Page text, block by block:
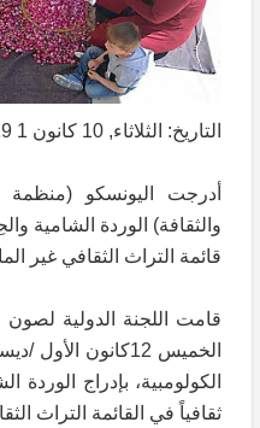
التاريخ: الثلاثاء, 10 كانون 1 2019
أدرجت اليونسكو (منظمة
والثقافة) الوردة الشامية
قائمة التراث الثقافي غير
قامت اللجنة الدولية لصون
الخميس 12كانون
الكولومبية، بإدراج
ثقافياً في القائمة التراث